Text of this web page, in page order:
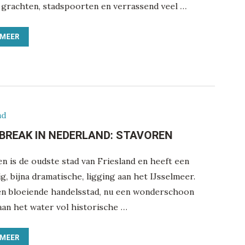
grachten, stadspoorten en verrassend veel …
IN NEDERLAND: STAVOREN
is de oudste stad van Friesland en heeft een
bijna dramatische, ligging aan het IJsselmeer.
bloeiende handelsstad, nu een wonderschoon
het water vol historische …